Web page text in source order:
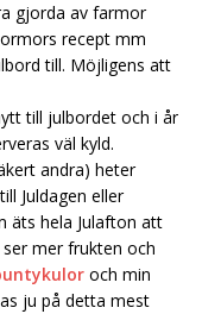
gjorda av farmor
recept mm
till. Möjligens att
till julbordet och i år
väl kyld.
andra) heter
Juldagen eller
äts hela Julafton att
mer frukten och
och min
ju på detta mest